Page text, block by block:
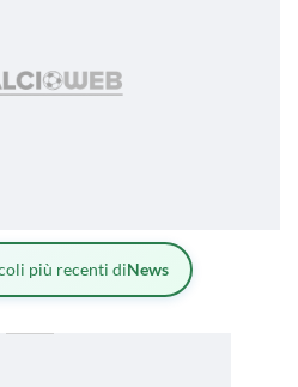
più recenti diNews